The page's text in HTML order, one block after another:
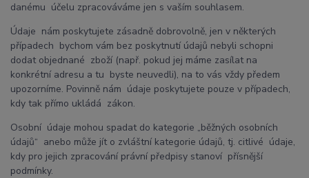
danému účelu zpracováváme jen s vaším souhlasem.
Údaje nám poskytujete zásadně dobrovolně, jen v některých
případech bychom vám bez poskytnutí údajů nebyli schopni
dodat objednané zboží (např. pokud jej máme zasílat na
konkrétní adresu a tu byste neuvedli), na to vás vždy předem
upozorníme. Povinně nám údaje poskytujete pouze v případech,
kdy tak přímo ukládá zákon.
Osobní údaje mohou spadat do kategorie „běžných osobních
údajů“ anebo může jít o zvláštní kategorie údajů, tj. citlivé údaje,
kdy pro jejich zpracování právní předpisy stanoví přísnější
podmínky.